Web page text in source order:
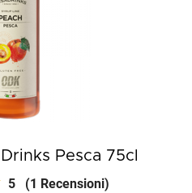
Pesca 75cl
5 (1 Recensioni)